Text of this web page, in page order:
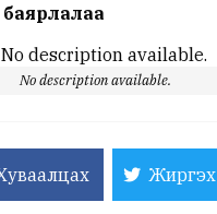
No description available.
Жиргэх